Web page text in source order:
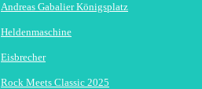
Andreas Gabalier Königsplatz
Heldenmaschine
Eisbrecher
Rock Meets Classic 2025